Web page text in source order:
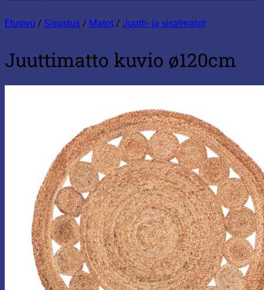
Etusivu / Sisustus / Matot / Juutti- ja sisalmatot
Juuttimatto kuvio ø120cm